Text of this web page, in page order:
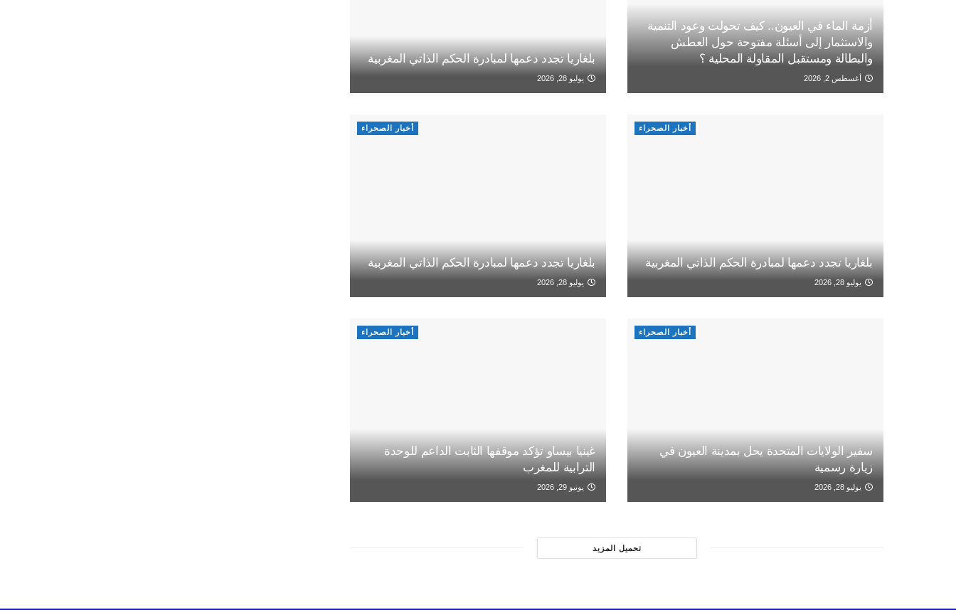
أزمة الماء في العيون.. كيف تحولت وعود التنمية
والاستثمار إلى أسئلة مفتوحة حول العطش
والبطالة ومستقبل المقاولة المحلية ؟
أغسطس 2, 2026
بلغاريا تجدد دعمها لمبادرة الحكم الذاتي المغربية
يوليو 28, 2026
أخبار الصحراء
بلغاريا تجدد دعمها لمبادرة الحكم الذاتي المغربية
يوليو 28, 2026
أخبار الصحراء
بلغاريا تجدد دعمها لمبادرة الحكم الذاتي المغربية
يوليو 28, 2026
أخبار الصحراء
سفير الولايات المتحدة يحل بمدينة العيون في
زيارة رسمية
يوليو 28, 2026
أخبار الصحراء
غينيا بيساو تؤكد موقفها الثابت الداعم للوحدة
الترابية للمغرب
يونيو 29, 2026
تحميل المزيد